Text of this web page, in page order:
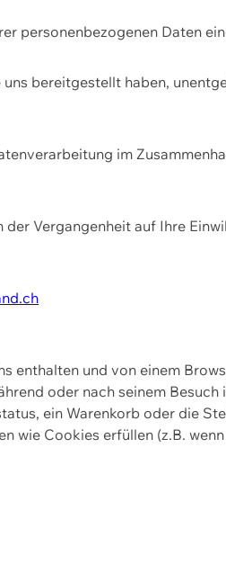
personenbezogenen Daten
bereitgestellt haben,
im
Vergangenheit auf Ihre
enthalten und von einem
oder nach seinem
ein Warenkorb oder die
wie Cookies erfüllen (z.B.